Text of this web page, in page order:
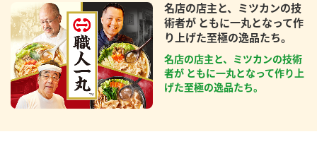
名店の店主と、ミツカンの技
術者が ともに一丸となって作
り上げた至極の逸品たち。
名店の店主と、ミツカンの技術
者が ともに一丸となって作り上
げた至極の逸品たち。